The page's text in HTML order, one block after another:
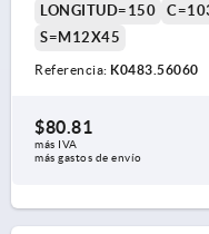
LONGITUD=150
S=M12X45
Referencia: K0483.56060
$80.81
más IVA
más gastos de envío